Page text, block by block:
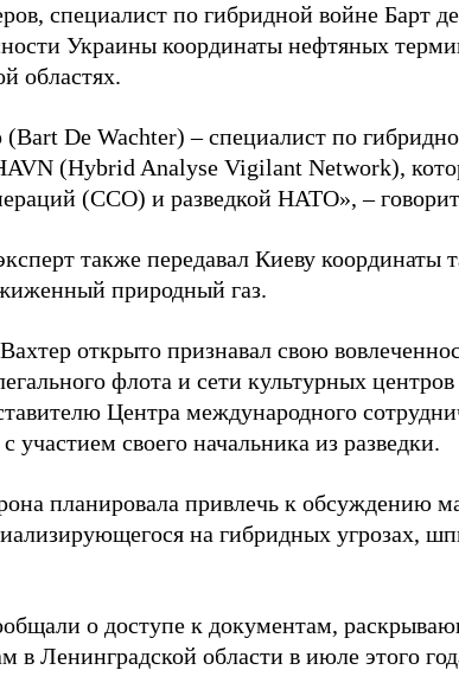
специалист по гибридной войне Барт
Украины координаты нефтяных
областях.
(Bart De Wachter) – специалист по
(Hybrid Analyse Vigilant Network),
(ССО) и разведкой НАТО», –
также передавал Киеву координаты
природный газ.
открыто признавал свою
флота и сети культурных
Центра международного
участием своего начальника из разведки.
планировала привлечь к обсуждению
на гибридных угрозах,
о доступе к документам,
в Ленинградской области в июле этого